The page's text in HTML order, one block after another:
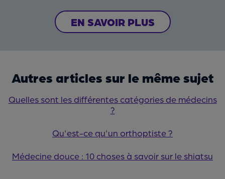
EN SAVOIR PLUS
Autres articles sur le même sujet
Quelles sont les différentes catégories de médecins
?
Qu'est-ce qu'un orthoptiste ?
Médecine douce : 10 choses à savoir sur le shiatsu